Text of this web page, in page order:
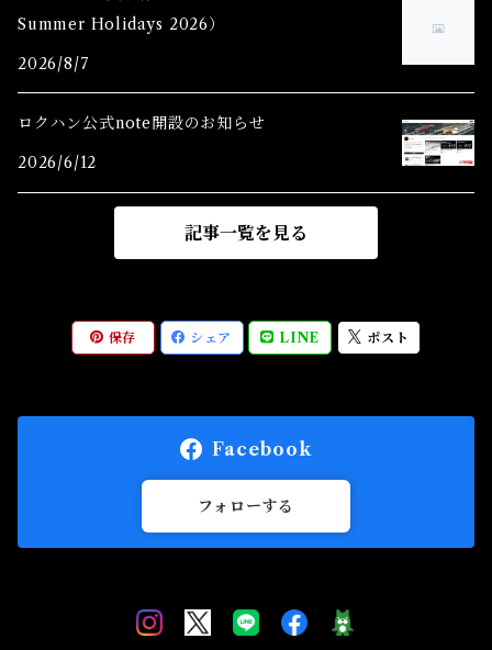
Zゲージ制御機器(特別価格)
Summer Holidays 2026）
2026/8/7
ロクハン公式note開設のお知らせ
2026/6/12
記事一覧を見る
保存 シェア LINE ポスト
Facebook
フォローする